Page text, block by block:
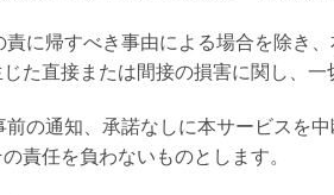
に帰すべき事由による場合を除き
た直接または間接の損害に関し、一
の通知、承諾なしに本サービスを
責任を負わないものとします。